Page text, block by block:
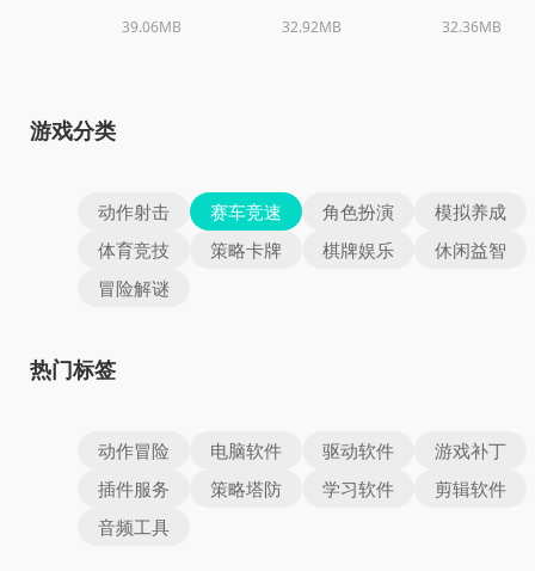
39.06MB 32.92MB 32.36MB
游戏分类
动作射击 赛车竞速 角色扮演
模拟养成
体育竞技
策略卡牌 棋牌娱乐
休闲益智
冒险解谜
热门标签
动作冒险 电脑软件 驱动软件
游戏补丁
插件服务
策略塔防 学习软件
剪辑软件
音频工具